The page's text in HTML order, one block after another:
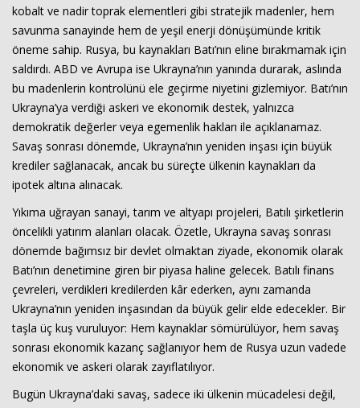
kobalt ve nadir toprak elementleri gibi stratejik madenler, hem
savunma sanayinde hem de yeşil enerji dönüşümünde kritik
öneme sahip. Rusya, bu kaynakları Batı’nın eline bırakmamak için
saldırdı. ABD ve Avrupa ise Ukrayna’nın yanında durarak, aslında
bu madenlerin kontrolünü ele geçirme niyetini gizlemiyor. Batı’nın
Ukrayna’ya verdiği askeri ve ekonomik destek, yalnızca
demokratik değerler veya egemenlik hakları ile açıklanamaz.
Savaş sonrası dönemde, Ukrayna’nın yeniden inşası için büyük
krediler sağlanacak, ancak bu süreçte ülkenin kaynakları da
ipotek altına alınacak.
Yıkıma uğrayan sanayi, tarım ve altyapı projeleri, Batılı şirketlerin
öncelikli yatırım alanları olacak. Özetle, Ukrayna savaş sonrası
dönemde bağımsız bir devlet olmaktan ziyade, ekonomik olarak
Batı’nın denetimine giren bir piyasa haline gelecek. Batılı finans
çevreleri, verdikleri kredilerden kâr ederken, aynı zamanda
Ukrayna’nın yeniden inşasından da büyük gelir elde edecekler. Bir
taşla üç kuş vuruluyor: Hem kaynaklar sömürülüyor, hem savaş
sonrası ekonomik kazanç sağlanıyor hem de Rusya uzun vadede
ekonomik ve askeri olarak zayıflatılıyor.
Bugün Ukrayna’daki savaş, sadece iki ülkenin mücadelesi değil,
Haberin Doğru Adresi.